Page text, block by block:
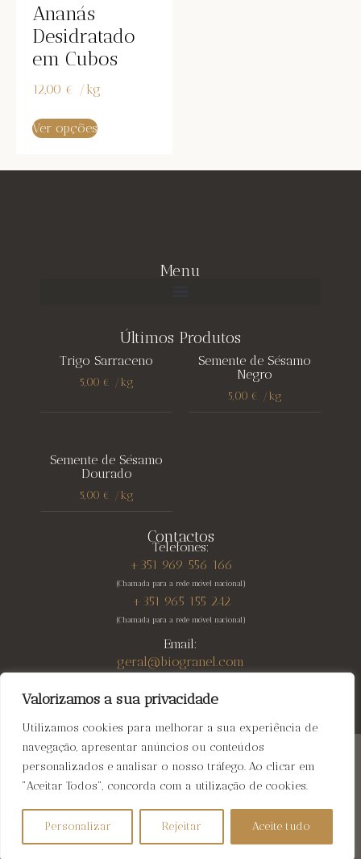
Valorizamos a sua privacidade
Utilizamos cookies para melhorar a sua experiência de
navegação, apresentar anúncios ou conteúdos
personalizados e analisar o nosso tráfego. Ao clicar em
"Aceitar Todos", concorda com a utilização de cookies.
Personalizar Rejeitar Aceite tudo
Ananás
Desidratado
em Cubos
12,00 € /kg
Ver opções
Menu
Últimos Produtos
Trigo Sarraceno
5,00 € /kg
Semente de Sésamo
Negro
5,00 € /kg
Semente de Sésamo
Dourado
5,00 € /kg
Contactos
Telefones:
+351 969 556 166
(Chamada para a rede móvel nacional)
+351 965 155 242
(Chamada para a rede móvel nacional)
Email:
geral@biogranel.com
Biogranel © 2026 All rights reserved | Web Design:
Fibra Design